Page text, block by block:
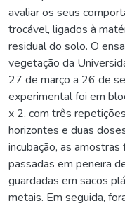
avaliar os seus
trocável, ligados à
residual do solo. O
vegetação da
27 de março a 26 de
experimental foi em
x 2, com três
horizontes e duas
incubação, as
passadas em peneira
guardadas em sacos
metais. Em seguida,